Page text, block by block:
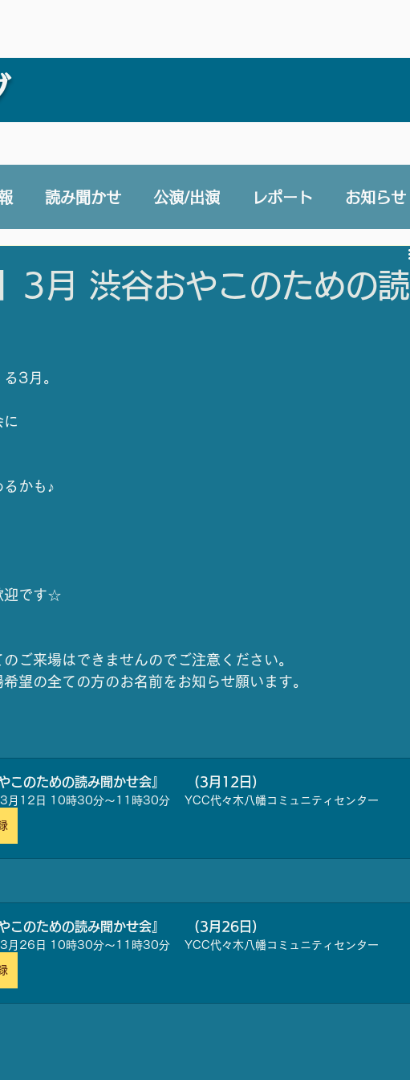
読み聞かせ 公演/出演 レポート お知らせ
3月 渋谷おやこのための読
3月。
に
かも♪
迎です☆
ご来場はできませんのでご注意ください。
望の全ての方のお名前をお知らせ願います。
やこのための読み聞かせ会』　　 (3月12日)
月12日 10時30分～11時30分 YCC代々木八幡コミュニティセンター
やこのための読み聞かせ会』　　 (3月26日)
月26日 10時30分～11時30分 YCC代々木八幡コミュニティセンター